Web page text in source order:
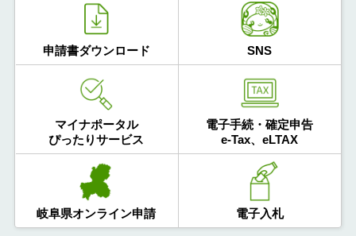
申請書ダウンロード SNS
マイナポータル
ぴったりサービス
電子手続・確定申告
e-Tax、eLTAX
岐阜県オンライン申請 電子入札